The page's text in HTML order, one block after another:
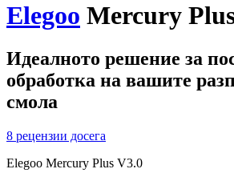
Elegoo Mercury
Идеалното решение за
обработка на вашите
смола
8 рецензии досега
Elegoo Mercury Plus V3.0